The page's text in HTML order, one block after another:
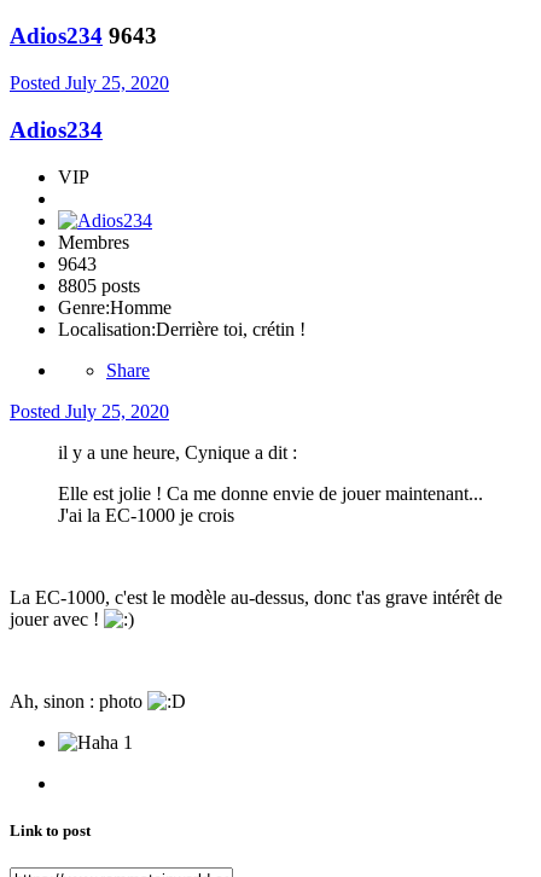
Adios234 9643
Posted July 25, 2020
Adios234
VIP
Membres
9643
8805 posts
Genre:Homme
Localisation:Derrière toi, crétin !
Share
Posted July 25, 2020
il y a une heure, Cynique a dit :
Elle est jolie ! Ca me donne envie de jouer maintenant...
J'ai la EC-1000 je crois
La EC-1000, c'est le modèle au-dessus, donc t'as grave intérêt de
jouer avec !
Ah, sinon : photo
1
Link to post